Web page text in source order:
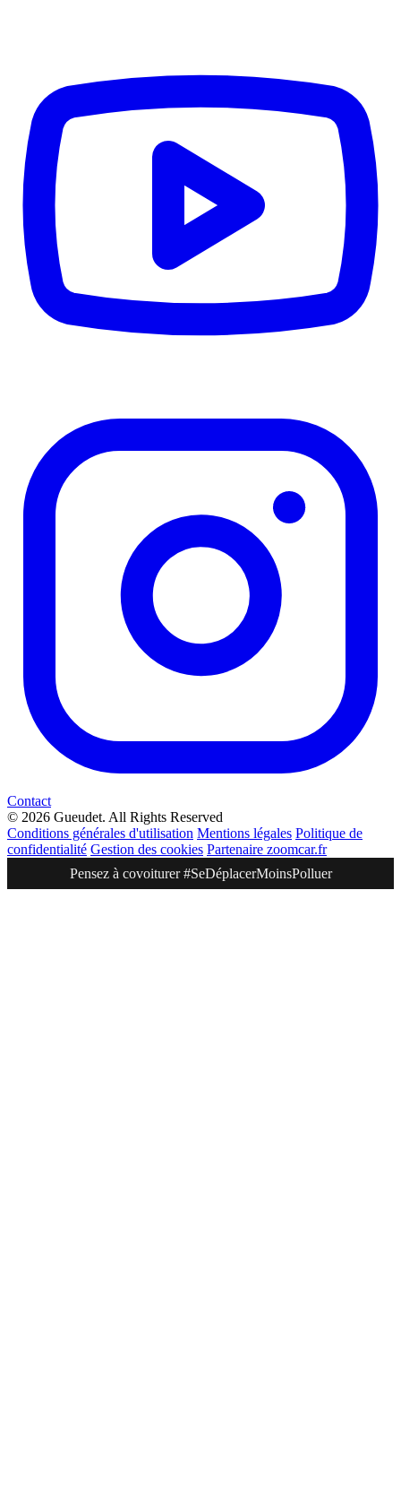
Contact
© 2026 Gueudet. All Rights Reserved
Conditions générales d'utilisation Mentions légales Politique de
confidentialité Gestion des cookies Partenaire zoomcar.fr
Pensez à covoiturer #SeDéplacerMoinsPolluer